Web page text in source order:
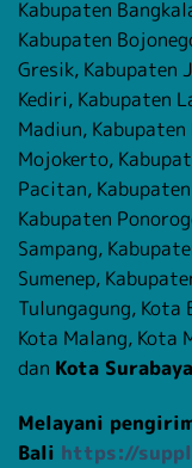
Kabupaten
Kabupaten
Gresik, Kabupaten
Kediri, Kabupaten
Madiun,
Mojokerto,
Pacitan,
Kabupaten
Sampang,
Sumenep,
Tulungagung,
Kota Malang, Kota
dan Kota Surabaya
Melayani
Bali https://